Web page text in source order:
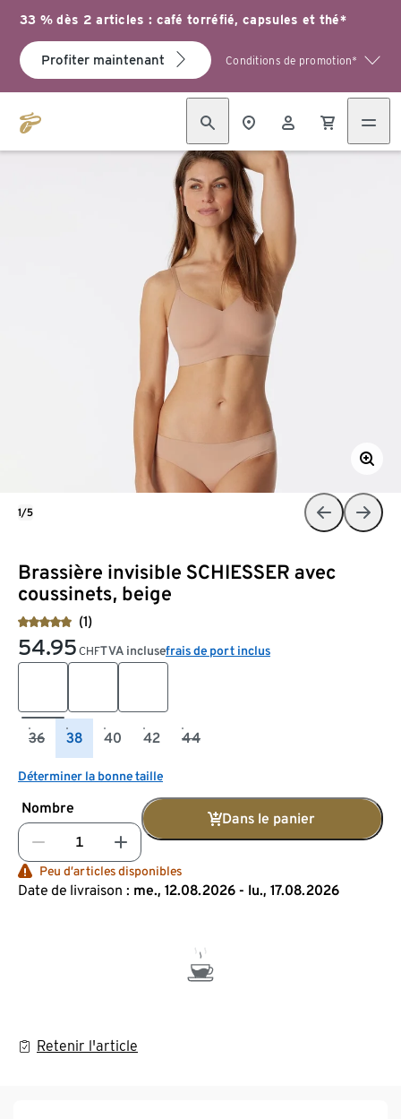
33 % dès 2 articles : café torréfié, capsules et thé*
Profiter maintenant Conditions de promotion*
Brassière invisible SCHIESSER avec
coussinets, beige
(1)
54.95 CHFTVA inclusefrais de port inclus
36 38 40 42 44
Déterminer la bonne taille
Nombre
Dans le panier
Peu d’articles disponibles
Date de livraison : me., 12.08.2026 - lu., 17.08.2026
Retenir l'article
1/5